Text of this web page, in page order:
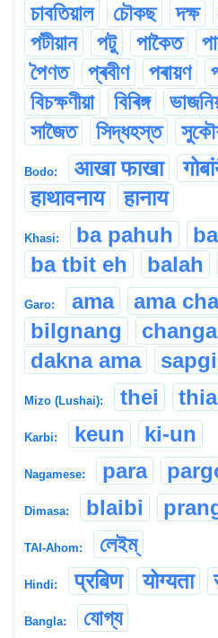
চাবতিয়াল
চৌকছ দক্ষ
পটীয়ান
পটু পাকৈত
পৈণত
প্ৰবীণ পৰায়ণ
বিচক্ষণীয়া
বিৰিঙ্গ
সাজৈত
সিদ্ধহস্ত
Bodo: आखा फाखा
हाथावनाय
हानाय
Khasi: ba pahuh
ba tbit eh
balah
Garo: ama
ama
bilgnang
changa
dakna ama
Mizo (Lushai): thei
Karbi: keun ki-un
Nagamese: para
Dimasa: blaibi
TAI-Ahom: লেইম্
Hindi: प्रबिण योग्यता
Bangla: যোগ্য